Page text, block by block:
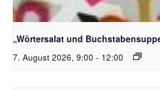
Bildquelle_ Pixabay Free_Christoph
„Wörtersalat und
7. August 2026, 9:00 - 12:00